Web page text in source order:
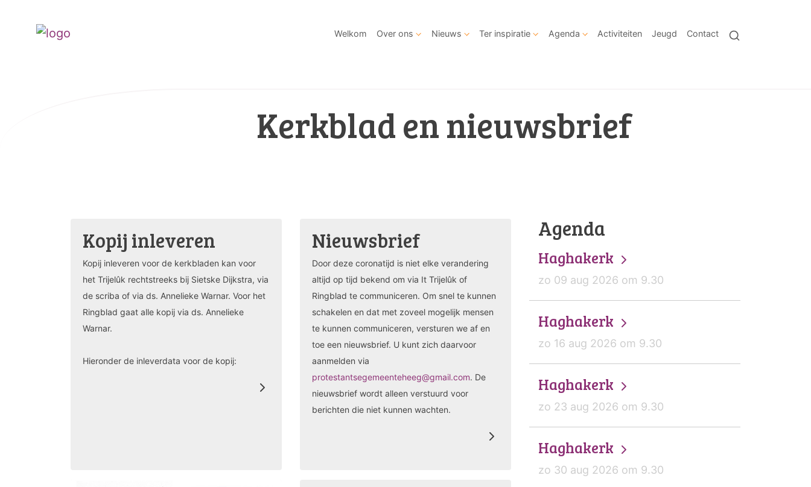
Welkom Over ons Nieuws Ter inspiratie Agenda Activiteiten Jeugd Contact
Kerkblad en nieuwsbrief
Kopij inleveren
Kopij inleveren voor de kerkbladen kan voor
het Trijelûk rechtstreeks bij Sietske Dijkstra, via
de scriba of via ds. Annelieke Warnar. Voor het
Ringblad gaat alle kopij via ds. Annelieke
Warnar.
Hieronder de inleverdata voor de kopij:
Nieuwsbrief
Door deze coronatijd is niet elke verandering
altijd op tijd bekend om via It Trijelûk of
Ringblad te communiceren. Om snel te kunnen
schakelen en dat met zoveel mogelijk mensen
te kunnen communiceren, versturen we af en
toe een nieuwsbrief. U kunt zich daarvoor
aanmelden via
protestantsegemeenteheeg@gmail.com. De
nieuwsbrief wordt alleen verstuurd voor
berichten die niet kunnen wachten.
Agenda
Haghakerk
zo 09 aug 2026 om 9.30
Haghakerk
zo 16 aug 2026 om 9.30
Haghakerk
zo 23 aug 2026 om 9.30
Haghakerk
zo 30 aug 2026 om 9.30